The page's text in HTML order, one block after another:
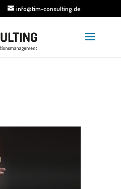
info@tim-consulting.de